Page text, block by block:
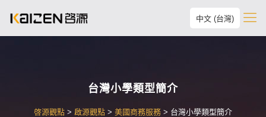
中文 (台灣)
台灣小學類型簡介
啓源觀點 > 啟源觀點 > 美國商務服務 > 台灣小學類型簡介